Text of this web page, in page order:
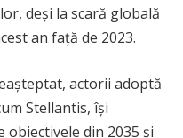
deși la scară globală
an față de 2023.
actorii adoptă
Stellantis, își
din 2035 și